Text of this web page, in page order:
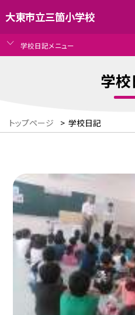
大東市立三箇小学校
学校日記メニュー
学
トップページ > 学校日記